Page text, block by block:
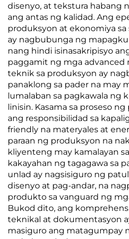
disenyo, at tekstura habang
ang antas ng kalidad. Ang
produksyon at ekonomiya sa
ay nagbubunga ng
nang hindi isinasakripisyo
paggamit ng mga advanced
teknik sa produksyon ay
panaklong sa pader na may
lumalaban sa pagkawala ng
linisin. Kasama sa proseso
ang responsibilidad sa
friendly na materyales at
paraan ng produksyon na
kliyenteng may kamalayan
kakayahan ng tagagawa sa
unlad ay nagsisiguro ng
disenyo at pag-andar, na
produkto sa vanguard ng
Bukod dito, ang
teknikal at dokumentasyon
masiguro ang matagumpay